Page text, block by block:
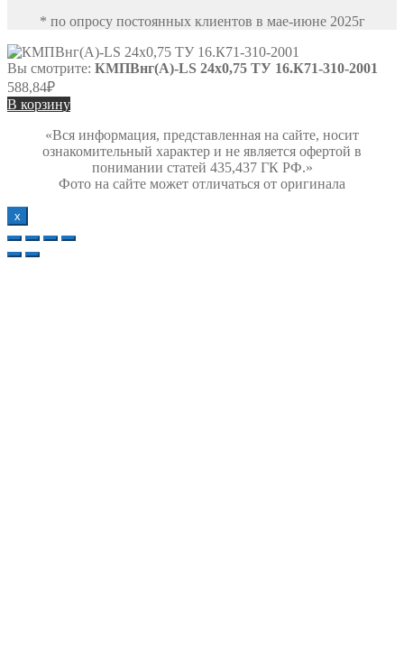
* по опросу постоянных клиентов в мае-июне 2025г
Вы смотрите: КМПВнг(А)-LS 24х0,75 ТУ 16.К71-310-2001
588,84₽
В корзину
«Вся информация, представленная на сайте, носит
ознакомительный характер и не является офертой в
понимании статей 435,437 ГК РФ.»
Фото на сайте может отличаться от оригинала
х